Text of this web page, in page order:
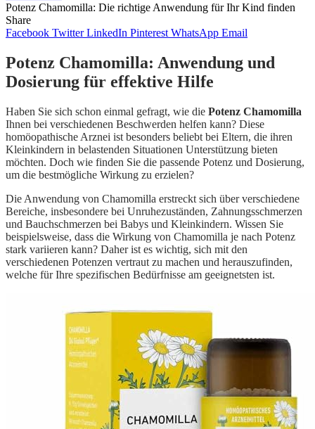
Potenz Chamomilla: Die richtige Anwendung für Ihr Kind finden
Share
Facebook Twitter LinkedIn Pinterest WhatsApp Email
Potenz Chamomilla: Anwendung und
Dosierung für effektive Hilfe
Haben Sie sich schon einmal gefragt, wie die Potenz Chamomilla
Ihnen bei verschiedenen Beschwerden helfen kann? Diese
homöopathische Arznei ist besonders beliebt bei Eltern, die ihren
Kleinkindern in belastenden Situationen Unterstützung bieten
möchten. Doch wie finden Sie die passende Potenz und Dosierung,
um die bestmögliche Wirkung zu erzielen?
Die Anwendung von Chamomilla erstreckt sich über verschiedene
Bereiche, insbesondere bei Unruhezuständen, Zahnungsschmerzen
und Bauchschmerzen bei Babys und Kleinkindern. Wissen Sie
beispielsweise, dass die Wirkung von Chamomilla je nach Potenz
stark variieren kann? Daher ist es wichtig, sich mit den
verschiedenen Potenzen vertraut zu machen und herauszufinden,
welche für Ihre spezifischen Bedürfnisse am geeignetsten ist.